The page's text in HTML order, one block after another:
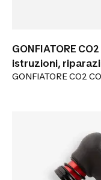
GONFIATORE
istruzioni,
GONFIATORE CO2